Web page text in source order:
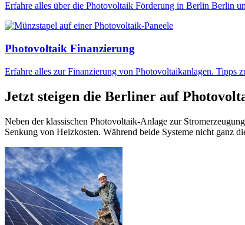
Erfahre alles über die Photovoltaik Förderung in Berlin Berlin
Photovoltaik Finanzierung
Erfahre alles zur Finanzierung von Photovoltaikanlagen. Tipps
Jetzt steigen die Berliner auf
Neben der klassischen Photovoltaik-Anlage zur
Senkung von Heizkosten. Während beide Systeme nicht ganz